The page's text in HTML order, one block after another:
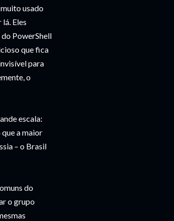
usado
Eles
PowerShell
que fica
para
o
escala:
a maior
– o Brasil
do
o grupo